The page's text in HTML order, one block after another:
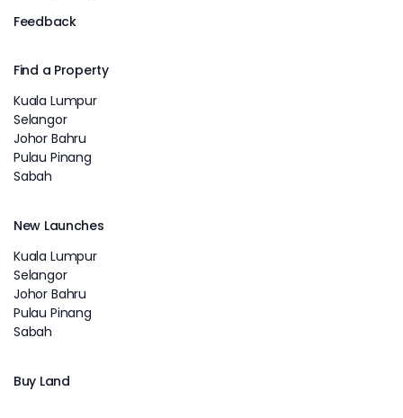
Feedback
Find a Property
Kuala Lumpur
Selangor
Johor Bahru
Pulau Pinang
Sabah
New Launches
Kuala Lumpur
Selangor
Johor Bahru
Pulau Pinang
Sabah
Buy Land